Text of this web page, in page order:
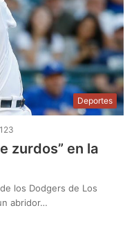
Deportes
123
zurdos” en la
los Dodgers de Los
abridor…